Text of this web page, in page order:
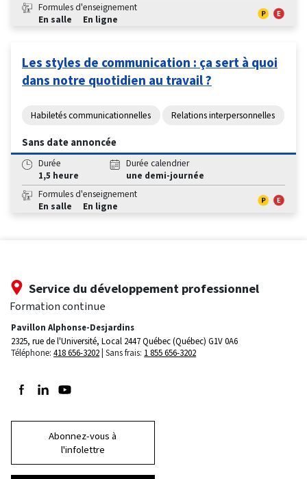
Formules d'enseignement
En salle
En ligne
Les styles de communication : ça sert à quoi
dans notre quotidien au travail ?
Habiletés communicationnelles Relations interpersonnelles
Sans date annoncée
Durée
1,5 heure
Durée calendrier
une demi-journée
Formules d'enseignement
En salle
En ligne
Service du développement professionnel
Formation continue
Pavillon Alphonse-Desjardins
2325, rue de l'Université, Local 2447Québec (Québec) G1V 0A6
Téléphone: 418 656-3202 Sans frais: 1 855 656-3202
Suivez-nous sur Facebook
Suivez-nous sur LinkedIn
Suivez-nous sur Youtube
Abonnez-vous à
l'infolettre